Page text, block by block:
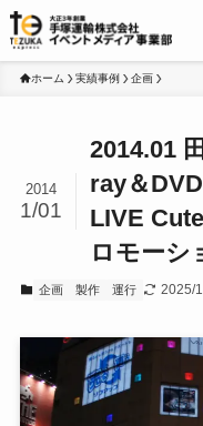
ホーム 実績事例 企画
2014.01
ray＆
LIVE
ロモーシ
2014
1/01
企画 製作 運行 2025/